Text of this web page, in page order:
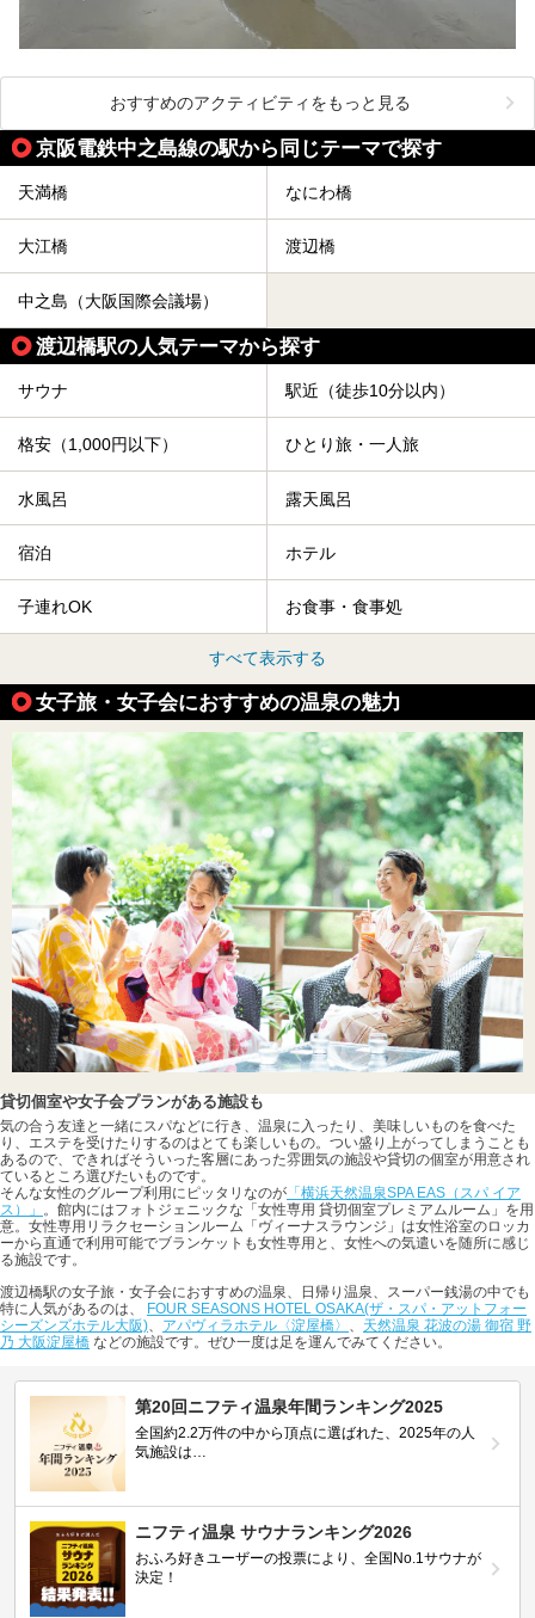
おすすめのアクティビティをもっと見る
京阪電鉄中之島線の駅から同じテーマで探す
天満橋 なにわ橋
大江橋 渡辺橋
中之島（大阪国際会議場）
渡辺橋駅の人気テーマから探す
サウナ 駅近（徒歩10分以内）
格安（1,000円以下） ひとり旅・一人旅
水風呂 露天風呂
宿泊 ホテル
子連れOK お食事・食事処
すべて表示する
女子旅・女子会におすすめの温泉の魅力
貸切個室や女子会プランがある施設も
気の合う友達と一緒にスパなどに行き、温泉に入ったり、美味しいものを食べた
り、エステを受けたりするのはとても楽しいもの。つい盛り上がってしまうことも
あるので、できればそういった客層にあった雰囲気の施設や貸切の個室が用意され
ているところ選びたいものです。
そんな女性のグループ利用にピッタリなのが 「横浜天然温泉SPA EAS（スパ イア
ス）」 。館内にはフォトジェニックな「女性専用 貸切個室プレミアムルーム」を用
意。女性専用リラクセーションルーム「ヴィーナスラウンジ」は女性浴室のロッカ
ーから直通で利用可能でブランケットも女性専用と、女性への気遣いを随所に感じ
る施設です。
渡辺橋駅の女子旅・女子会におすすめの温泉、日帰り温泉、スーパー銭湯の中でも
特に人気があるのは、 FOUR SEASONS HOTEL OSAKA(ザ・スパ・アットフォー
シーズンズホテル大阪)、 アパヴィラホテル〈淀屋橋〉 、 天然温泉 花波の湯 御宿 野
乃 大阪淀屋橋 などの施設です。ぜひ一度は足を運んでみてください。
第20回ニフティ温泉年間ランキング2025
全国約2.2万件の中から頂点に選ばれた、2025年の人
気施設は…
ニフティ温泉 サウナランキング2026
おふろ好きユーザーの投票により、全国No.1サウナが
決定！